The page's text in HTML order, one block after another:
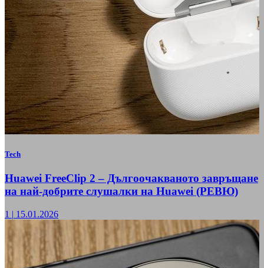
Tech
Huawei FreeClip 2 – Дългоочакваното завръщане
на най-добрите слушалки на Huawei (РЕВЮ)
1 | 15.01.2026